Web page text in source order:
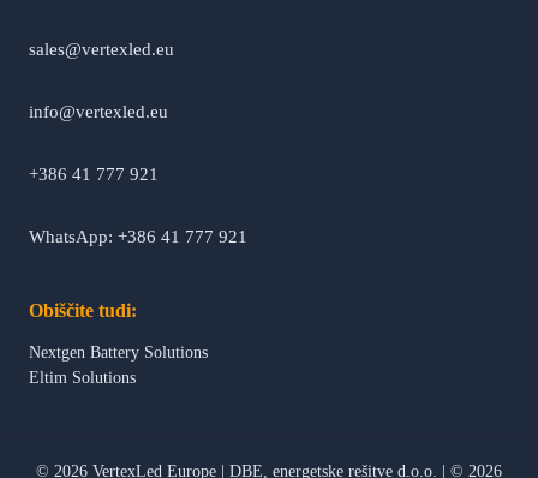
sales@vertexled.eu
info@vertexled.eu
+386 41 777 921
WhatsApp: +386 41 777 921
Obiščite tudi:
Nextgen Battery Solutions
Eltim Solutions
© 2026 VertexLed Europe | DBE, energetske rešitve d.o.o. | © 2026